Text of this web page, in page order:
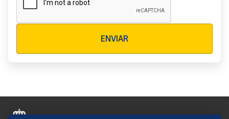
ENVIAR